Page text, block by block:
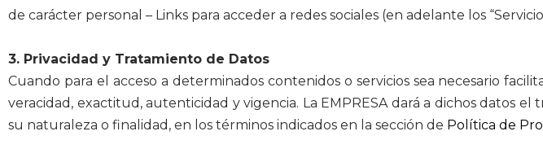
de carácter personal – Links para acceder a redes sociales (en adelante los
3. Privacidad y Tratamiento de Datos
Cuando para el acceso a determinados contenidos o servicios sea necesario
veracidad, exactitud, autenticidad y vigencia. La EMPRESA dará a dichos datos
su naturaleza o finalidad, en los términos indicados en la sección de Política de